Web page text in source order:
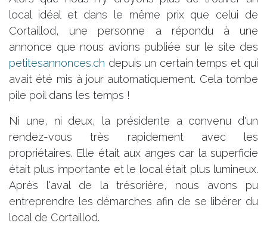
local idéal et dans le même prix que celui de
Cortaillod, une personne a répondu à une
annonce que nous avions publiée sur le site des
petitesannonces.ch depuis un certain temps et qui
avait été mis à jour automatiquement. Cela tombe
pile poil dans les temps !
Ni une, ni deux, la présidente a convenu d'un
rendez-vous très rapidement avec les
propriétaires. Elle était aux anges car la superficie
était plus importante et le local était plus lumineux.
Après l'aval de la trésorière, nous avons pu
entreprendre les démarches afin de se libérer du
local de Cortaillod.